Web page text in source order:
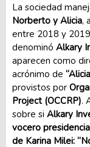
La sociedad
Norberto y Alicia,
entre 2018 y
denominó Alkary
aparecen como
acrónimo de
provistos por
Project (OCCRP).
sobre si Alkary
vocero
de Karina Milei: